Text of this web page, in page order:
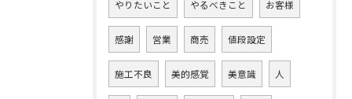
やりたいこと やるべきこと お客様
感謝 営業 商売 値段設定
施工不良 美的感覚 美意識 人